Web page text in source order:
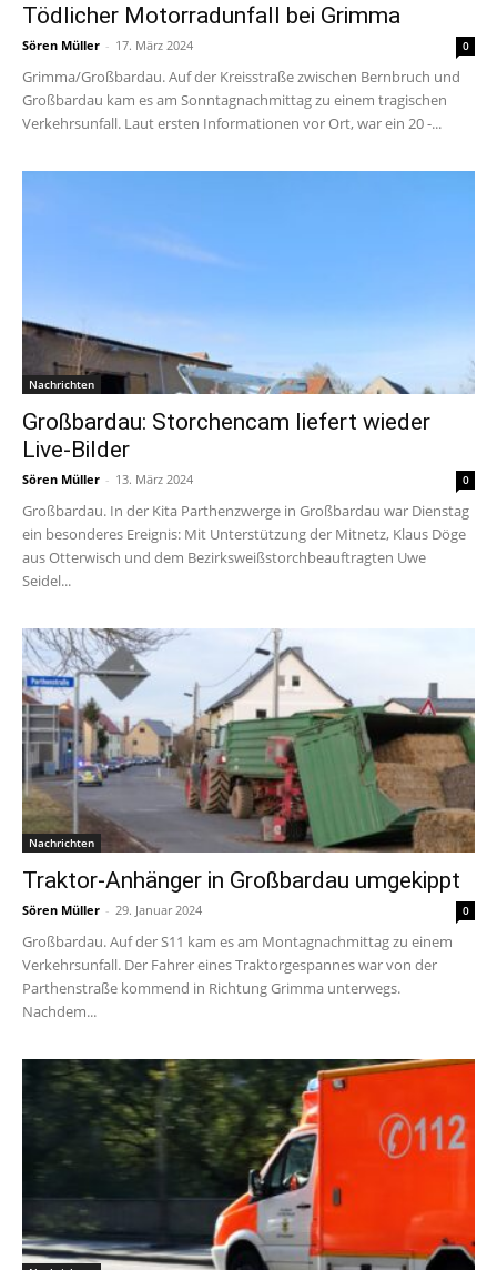
Tödlicher Motorradunfall bei Grimma
Sören Müller - 17. März 2024 0
Grimma/Großbardau. Auf der Kreisstraße zwischen Bernbruch und
Großbardau kam es am Sonntagnachmittag zu einem tragischen
Verkehrsunfall. Laut ersten Informationen vor Ort, war ein 20 -...
Nachrichten
Großbardau: Storchencam liefert wieder
Live-Bilder
Sören Müller - 13. März 2024 0
Großbardau. In der Kita Parthenzwerge in Großbardau war Dienstag
ein besonderes Ereignis: Mit Unterstützung der Mitnetz, Klaus Döge
aus Otterwisch und dem Bezirksweißstorchbeauftragten Uwe
Seidel...
Nachrichten
Traktor-Anhänger in Großbardau umgekippt
Sören Müller - 29. Januar 2024 0
Großbardau. Auf der S11 kam es am Montagnachmittag zu einem
Verkehrsunfall. Der Fahrer eines Traktorgespannes war von der
Parthenstraße kommend in Richtung Grimma unterwegs.
Nachdem...